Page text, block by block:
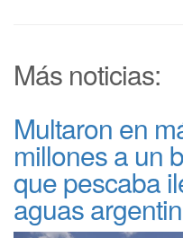
Más noticias:
Multaron en
millones a un
que pescaba
aguas